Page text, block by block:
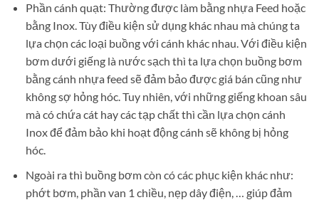
Phần cánh quạt: Thường được làm bằng nhựa Feed hoặc
bằng Inox. Tùy điều kiện sử dụng khác nhau mà chúng ta
lựa chọn các loại buồng với cánh khác nhau. Với điều kiện
bơm dưới giếng là nước sạch thì ta lựa chọn buồng bơm
bằng cánh nhựa feed sẽ đảm bảo được giá bán cũng như
không sợ hỏng hóc. Tuy nhiên, với những giếng khoan sâu
mà có chứa cát hay các tạp chất thì cần lựa chọn cánh
Inox để đảm bảo khi hoạt động cánh sẽ không bị hỏng
hóc.
Ngoài ra thì buồng bơm còn có các phục kiện khác như:
phớt bơm, phần van 1 chiều, nẹp dây điện, … giúp đảm